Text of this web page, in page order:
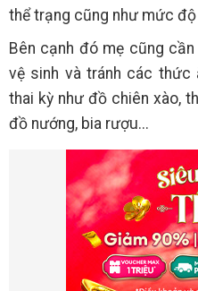
thể trạng cũng như mức
Bên cạnh đó mẹ cũng
vệ sinh và tránh các
thai kỳ như đồ chiên xào,
đồ nướng, bia rượu...